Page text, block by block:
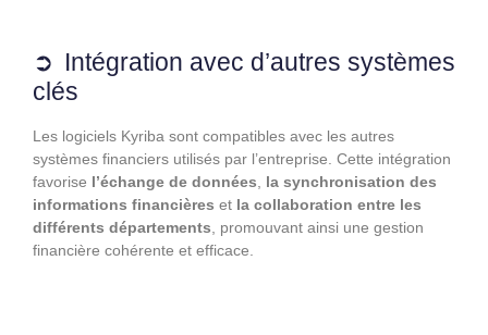
Intégration avec d’autres systèmes
clés
Les logiciels Kyriba sont compatibles avec les autres
systèmes financiers utilisés par l’entreprise. Cette intégration
favorise l’échange de données
la synchronisation des
informations financières et la collaboration entre les
différents départements , promouvant ainsi une gestion
financière cohérente et efficace.